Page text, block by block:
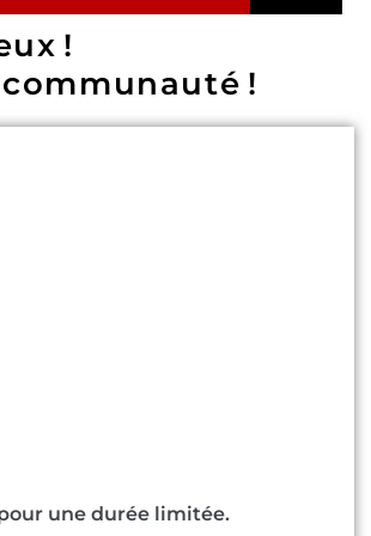
!
!
une durée limitée.